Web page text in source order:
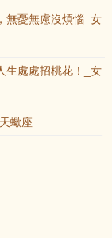
無憂無慮沒煩惱_女
生處處招桃花！_女
蠍座